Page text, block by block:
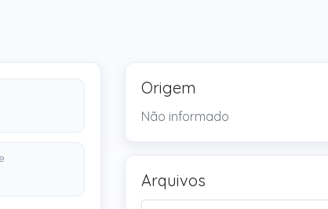
Origem
Não informado
Arquivos